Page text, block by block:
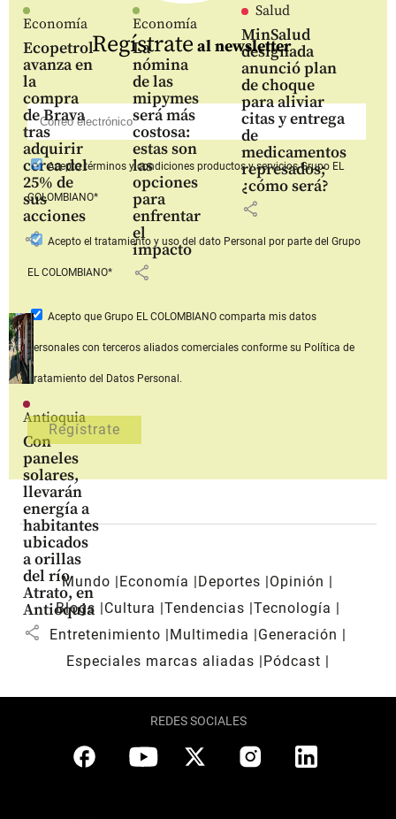
Economía
Ecopetrol
avanza en
la
compra
de Brava
tras
adquirir
cerca del
25% de
sus
acciones
share
Economía
La
nómina
de las
mipymes
será más
costosa:
estas son
las
opciones
para
enfrentar
el
impacto
share
Salud
MinSalud
designada
anunció plan
de choque
para aliviar
citas y entrega
de
medicamentos
represados;
¿cómo será?
share
Antioquia
Con
paneles
solares,
llevarán
energía a
habitantes
ubicados
a orillas
del río
Atrato, en
Antioquia
share
Regístrate al newsletter
Acepto términos y condiciones productos y serviciosGrupo EL
COLOMBIANO*
Acepto el tratamiento y uso del dato Personal por parte del Grupo
EL COLOMBIANO*
Acepto que Grupo EL COLOMBIANOcomparta mis datos
personales con terceros aliados comerciales conforme su Política de
Tratamiento del Datos Personal.
Mundo Economía Deportes
Opinión
Blogs
Cultura Tendencias Tecnología
Entretenimiento
Multimedia
Generación
Especiales marcas aliadas
Pódcast
REDES SOCIALES